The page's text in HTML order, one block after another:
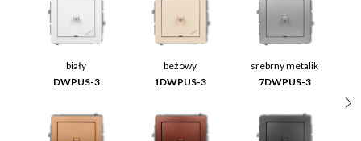
biały
DWPUS-3
beżowy
1DWPUS-3
srebrny metalik
7DWPUS-3